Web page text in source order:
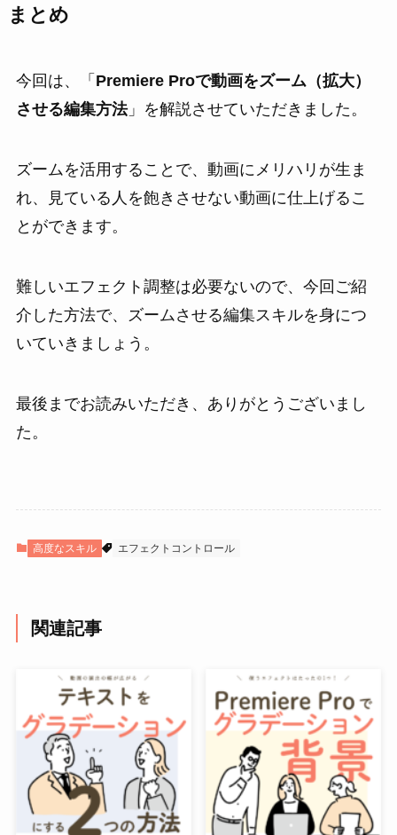
まとめ
今回は、 「 Premiere Proで動画をズーム（拡大）
させる編集方法」 を解説させていただきました。
ズームを活用することで、動画にメリハリが生ま
れ、見ている人を飽きさせない動画に仕上げるこ
とができます。
難しいエフェクト調整は必要ないので、今回ご紹
介した方法で、ズームさせる編集スキルを身につ
いていきましょう。
最後までお読みいただき、ありがとうございまし
た。
高度なスキル エフェクトコントロール
関連記事